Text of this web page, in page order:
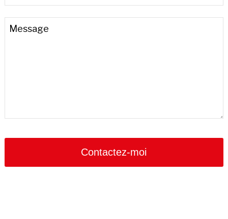
Message
Contactez-moi